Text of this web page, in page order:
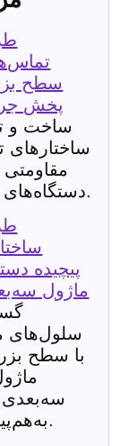
سطح
پخش
ساخت و
ساختارهای
دستگاه‌های فعال.
پیچیده
ماژول
سلول‌های
با سطح
سه‌بعدی
به‌هم‌پیوسته.